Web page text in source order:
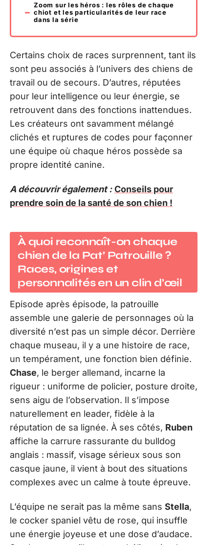
Zoom sur les héros : les rôles de chaque
chiot et les particularités de leur race
dans la série
Certains choix de races surprennent, tant ils
sont peu associés à l’univers des chiens de
travail ou de secours. D’autres, réputées
pour leur intelligence ou leur énergie, se
retrouvent dans des fonctions inattendues.
Les créateurs ont savamment mélangé
clichés et ruptures de codes pour façonner
une équipe où chaque héros possède sa
propre identité canine.
A découvrir également : Conseils pour
prendre soin de la santé de son chien !
À quoi reconnaît-on chaque
chien de la Pat’ Patrouille ?
Races, origines et
personnalités en un clin d’œil
Episode après épisode, la patrouille
assemble une galerie de personnages où la
diversité n’est pas un simple décor. Derrière
chaque museau, il y a une histoire de race,
un tempérament, une fonction bien définie.
Chase, le berger allemand, incarne la
rigueur : uniforme de policier, posture droite,
sens aigu de l’observation. Il s’impose
naturellement en leader, fidèle à la
réputation de sa lignée. À ses côtés, Ruben
affiche la carrure rassurante du bulldog
anglais : massif, visage sérieux sous son
casque jaune, il vient à bout des situations
complexes avec un calme à toute épreuve.
L’équipe ne serait pas la même sans Stella,
le cocker spaniel vêtu de rose, qui insuffle
une énergie joyeuse et une dose d’audace.